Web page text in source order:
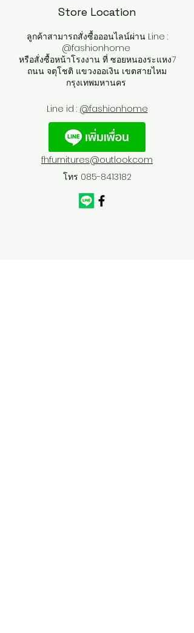
Store Location
ลูกค้าสามารถสั่งซื้อออนไลน์ผ่าน Line :
@fashionhome
หรือสั่งซื้อหน้าโรงงาน ที่ ซอยหนองระแหง7
ถนน จตุโชติ แขวงออเงิน เขตสายไหม
กรุงเทพมหานคร
Line id : @fashionhome
fhfurnitures@outlook.com
โทร 085-8413182